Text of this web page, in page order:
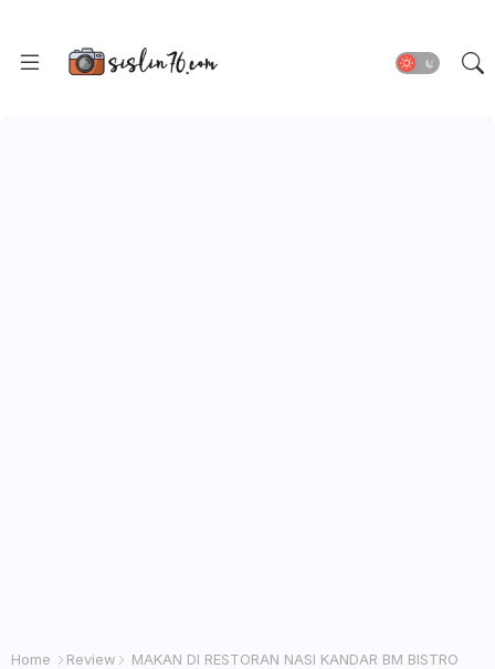
Home Review
MAKAN DI RESTORAN NASI KANDAR BM BISTRO